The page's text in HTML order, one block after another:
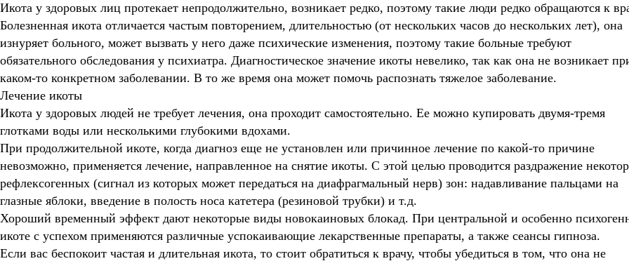
Икота у здоровых лиц протекает непродолжительно, возникает редко, поэтому такие люди редко обращаются к
Болезненная икота отличается частым повторением, длительностью (от нескольких часов до нескольких лет), она
изнуряет больного, может вызвать у него даже психические изменения, поэтому такие больные требуют
обязательного обследования у психиатра. Диагностическое значение икоты невелико, так как она не возникает
каком-то конкретном заболевании. В то же время она может помочь распознать тяжелое заболевание.
Лечение икоты
Икота у здоровых людей не требует лечения, она проходит самостоятельно. Ее можно купировать двумя-тремя
глотками воды или несколькими глубокими вдохами.
При продолжительной икоте, когда диагноз еще не установлен или причинное лечение по какой-то причине
невозможно, применяется лечение, направленное на снятие икоты. С этой целью проводится раздражение
рефлексогенных (сигнал из которых может передаться на диафрагмальный нерв) зон: надавливание пальцами на
глазные яблоки, введение в полость носа катетера (резиновой трубки) и т.д.
Хороший временный эффект дают некоторые виды новокаиновых блокад. При центральной и особенно
икоте с успехом применяются различные успокаивающие лекарственные препараты, а также сеансы гипноза.
Если вас беспокоит частая и длительная икота, то стоит обратиться к врачу, чтобы убедиться в том, что она не